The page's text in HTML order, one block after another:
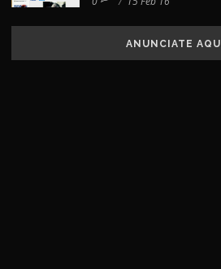
ANUNCIATE AQUÍ